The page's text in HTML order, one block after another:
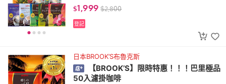
$1,999 $2,800
登記
日本BROOK’S布魯克斯
【BROOK’S】限時特惠！！！巴里極品
50入濾掛咖啡